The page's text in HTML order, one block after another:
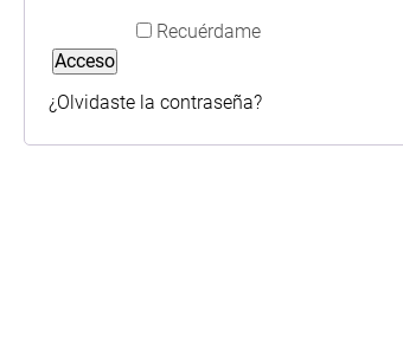
Recuérdame
Acceso
¿Olvidaste la contraseña?